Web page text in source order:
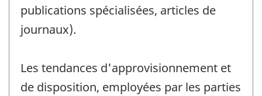
publications spécialisées, articles de
journaux).
Les tendances d'approvisionnement et
de disposition, employées par les parties